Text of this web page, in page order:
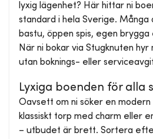
lyxig lägenhet? Här hittar ni
standard i hela Sverige.
bastu, öppen spis, egen
När ni bokar via Stugknuten
utan boknings- eller
Lyxiga boenden för alla
Oavsett om ni söker en
klassiskt torp med charm eller
– utbudet är brett. Sortera